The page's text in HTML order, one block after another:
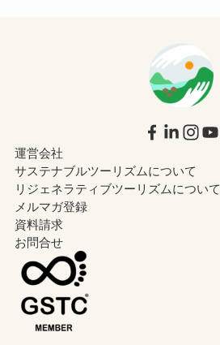
運営会社
サステナブルツーリズムについて
リジェネラティブツーリズムについて
メルマガ登録
資料請求
お問合せ